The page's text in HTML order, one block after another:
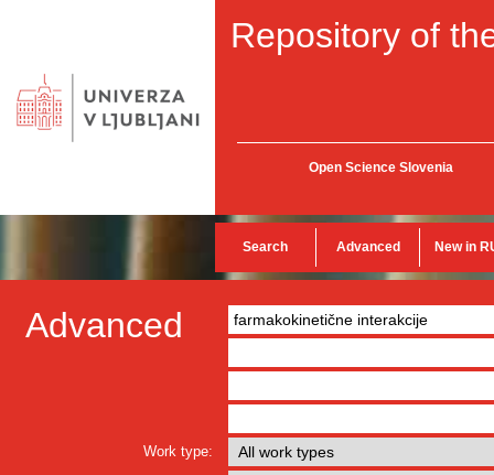
Repository of
Open Science Slovenia
Search Advanced New in
Advanced
Work type: